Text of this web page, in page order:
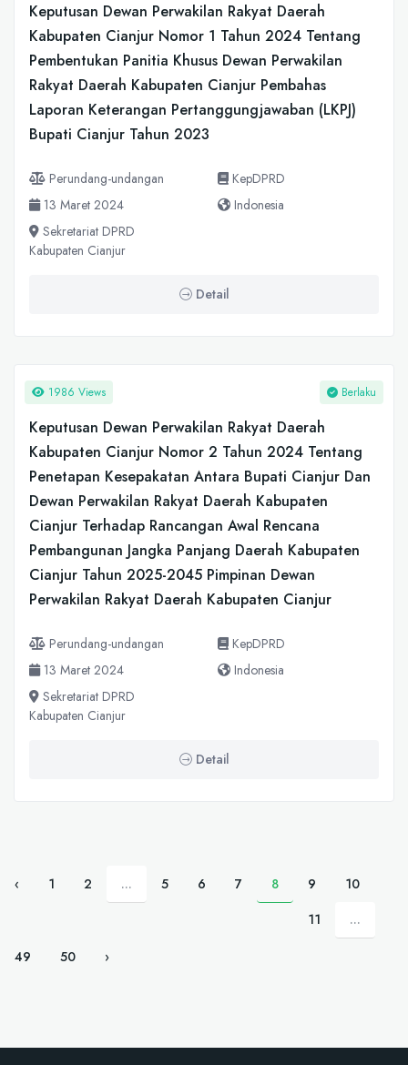
Keputusan Dewan Perwakilan Rakyat Daerah
Kabupaten Cianjur Nomor 1 Tahun 2024 Tentang
Pembentukan Panitia Khusus Dewan Perwakilan
Rakyat Daerah Kabupaten Cianjur Pembahas
Laporan Keterangan Pertanggungjawaban (LKPJ)
Bupati Cianjur Tahun 2023
Perundang-undangan
KepDPRD
13 Maret 2024
Indonesia
Sekretariat DPRD
Kabupaten Cianjur
Detail
1986 Views Berlaku
Keputusan Dewan Perwakilan Rakyat Daerah
Kabupaten Cianjur Nomor 2 Tahun 2024 Tentang
Penetapan Kesepakatan Antara Bupati Cianjur Dan
Dewan Perwakilan Rakyat Daerah Kabupaten
Cianjur Terhadap Rancangan Awal Rencana
Pembangunan Jangka Panjang Daerah Kabupaten
Cianjur Tahun 2025-2045 Pimpinan Dewan
Perwakilan Rakyat Daerah Kabupaten Cianjur
Perundang-undangan
KepDPRD
13 Maret 2024
Indonesia
Sekretariat DPRD
Kabupaten Cianjur
Detail
‹ 1 2 ... 5 6 7 8 9
10
11
...
49 50 ›